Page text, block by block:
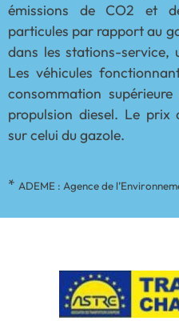
émissions de CO2 et
particules par rapport au
dans les stations-service,
Les véhicules
consommation
propulsion diesel. Le prix
sur celui du gazole.
* ADEME : Agence de